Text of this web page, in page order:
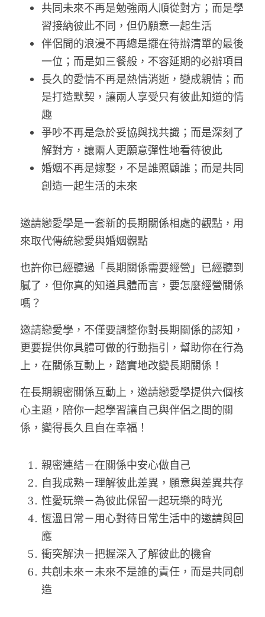
共同未來不再是勉強兩人順從對方；而是學
習接納彼此不同，但仍願意一起生活
伴侶間的浪漫不再總是擺在待辦清單的最後
一位；而是如三餐般，不容延期的必辦項目
長久的愛情不再是熱情消逝，變成親情；而
是打造默契，讓兩人享受只有彼此知道的情
趣
爭吵不再是急於妥協與找共識；而是深刻了
解對方，讓兩人更願意彈性地看待彼此
婚姻不再是嫁娶，不是誰照顧誰；而是共同
創造一起生活的未來
邀請戀愛學是一套新的長期關係相處的觀點，用
來取代傳統戀愛與婚姻觀點
也許你已經聽過「長期關係需要經營」已經聽到
膩了，但你真的知道具體而言，要怎麼經營關係
嗎？
邀請戀愛學，不僅要調整你對長期關係的認知，
更要提供你具體可做的行動指引，幫助你在行為
上，在關係互動上，踏實地改變長期關係！
在長期親密關係互動上，邀請戀愛學提供六個核
心主題，陪你一起學習讓自己與伴侶之間的關
係，變得長久且自在幸福！
親密連結－在關係中安心做自己
自我成熟－理解彼此差異，願意與差異共存
性愛玩樂－為彼此保留一起玩樂的時光
恆溫日常－用心對待日常生活中的邀請與回
應
衝突解決－把握深入了解彼此的機會
共創未來－未來不是誰的責任，而是共同創
造